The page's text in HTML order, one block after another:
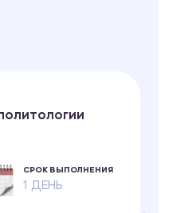
СРОК ВЫПОЛНЕНИЯ
1 ДЕНЬ